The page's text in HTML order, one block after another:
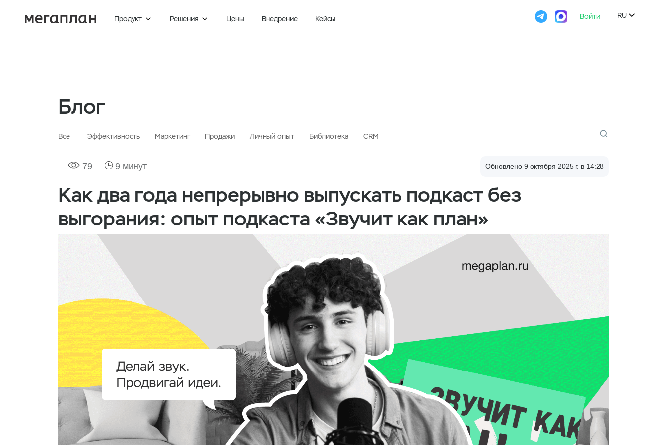
Продукт  Решения  Цены Внедрение Кейсы Войти RU 
Блог
Все Эффективность Маркетинг Продажи Личный опыт Библиотека CRM 
79 9 минут Обновлено 9 октября 2025 г. в 14:28
Как два года непрерывно выпускать подкаст без
выгорания: опыт подкаста «Звучит как план»